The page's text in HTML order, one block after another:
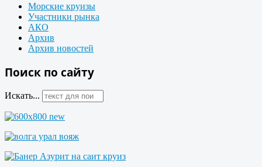
Морские круизы
Участники рынка
АКО
Архив
Архив новостей
Поиск по сайту
Искать...